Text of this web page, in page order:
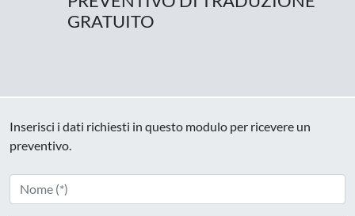
GRATUITO
Inserisci i dati richiesti in questo modulo per ricevere un
preventivo.